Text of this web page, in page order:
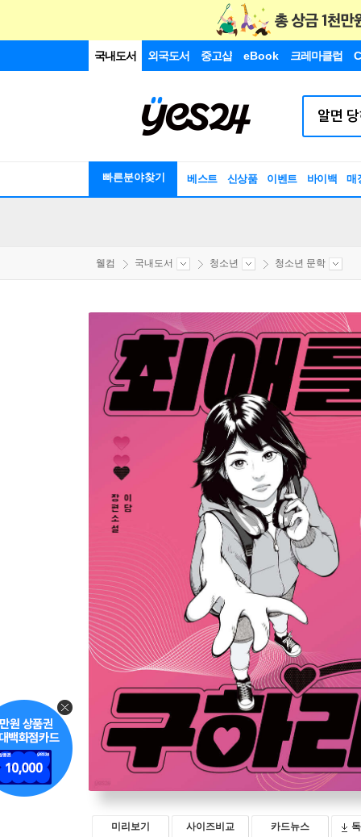
국내도서 외국도서 중고샵 eBook 크레마클럽
빠른분야찾기 베스트 신상품 이벤트 바이백 매
웰컴 국내도서 청소년 청소년 문학
미리보기 사이즈비교 카드뉴스